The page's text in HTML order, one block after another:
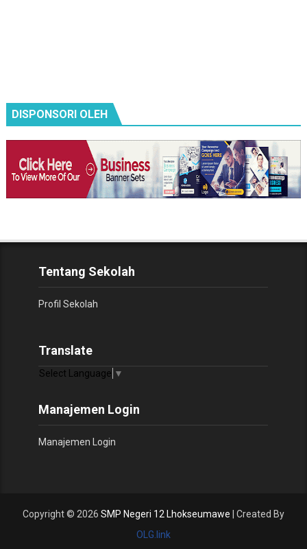
DISPONSORI OLEH
Tentang Sekolah
Profil Sekolah
Translate
Select Language ▼
Manajemen Login
Manajemen Login
Copyright © 2026 SMP Negeri 12 Lhokseumawe | Created By
OLG.link